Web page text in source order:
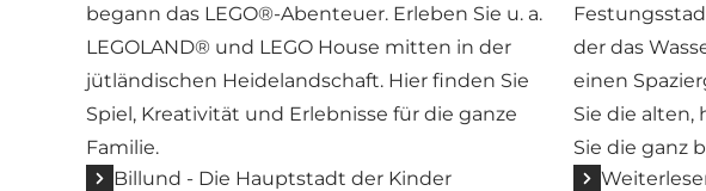
begann das LEGO®-Abenteuer. Erleben Sie u. a.
LEGOLAND® und LEGO House mitten in der
jütländischen Heidelandschaft. Hier finden Sie
Spiel, Kreativität und Erlebnisse für die ganze
Familie.
Billund - Die Hauptstadt der Kinder
der das
einen
Sie die alten,
Sie die ganz